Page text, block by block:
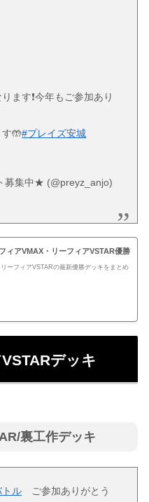
ます❗️今年もご参加あり
す🤲#プレイズ安城
集中★ (@preyz_anjo)
ィアVMAX・リーフィアVSTAR優勝
ーフィアVSTARの最新優勝デッキをまとめ
デッキ
裏工作デッキ
トル ご参加ありがとう